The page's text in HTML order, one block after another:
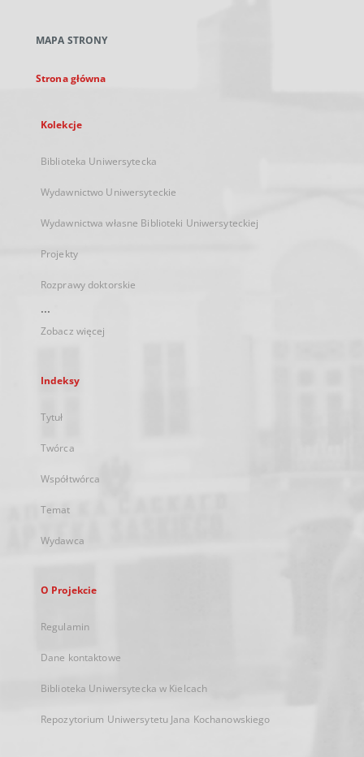
karcie
MAPA STRONY
Strona główna
Kolekcje
Biblioteka Uniwersytecka
Wydawnictwo Uniwersyteckie
Wydawnictwa własne Biblioteki Uniwersyteckiej
Projekty
Rozprawy doktorskie
...
Zobacz więcej
Indeksy
Tytuł
Twórca
Współtwórca
Temat
Wydawca
O Projekcie
Regulamin
Dane kontaktowe
Biblioteka Uniwersytecka w Kielcach
Repozytorium Uniwersytetu Jana Kochanowskiego